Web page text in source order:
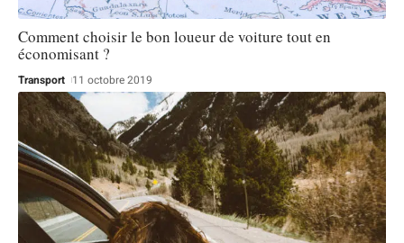
Comment choisir le bon loueur de voiture tout en
économisant ?
Transport 11 octobre 2019